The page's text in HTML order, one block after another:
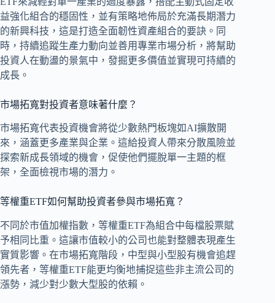
益強化組合的穩固性，並有策略地佈局於充滿長期潛力
的新興科技，這是打造全面韌性資產組合的要訣。同
時，持續追蹤生產力動向並善用專業市場分析，將幫助
投資人在動盪的景氣中，發掘更多價值並實現可持續的
成長。
市場拓寬對投資者意味著什麼？
市場拓寬代表投資機會將從少數熱門板塊如AI擴散開
來，涵蓋更多產業與企業。這給投資人帶來分散風險並
探索新成長領域的機會，促使他們擺脫單一主題的框
架，全面檢視市場的潛力。
等權重ETF如何幫助投資者參與市場拓寬？
不同於市值加權指數，等權重ETF為組合中每檔股票賦
予相同比重。這讓市值較小的公司也能對整體表現產生
實質影響。在市場拓寬階段，中型與小型股有機會追趕
領先者，等權重ETF能更均衡地捕捉這些非主流公司的
漲勢，減少對少數大型股的依賴。